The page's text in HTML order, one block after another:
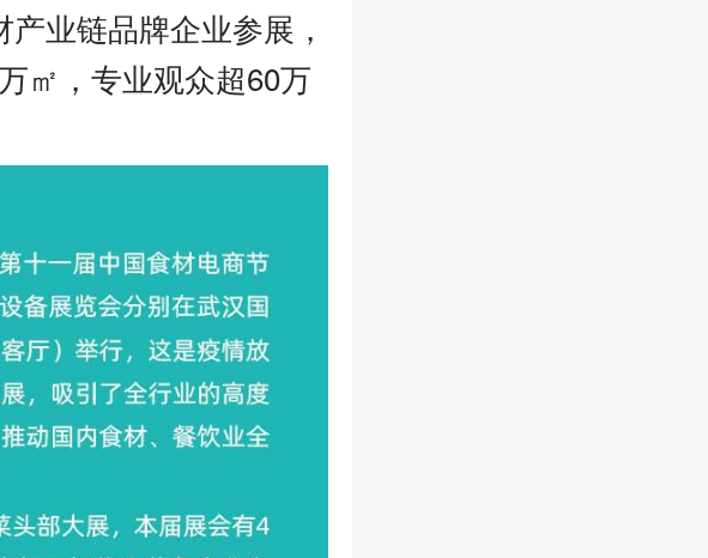
业链品牌企业参展，
㎡，专业观众超60万